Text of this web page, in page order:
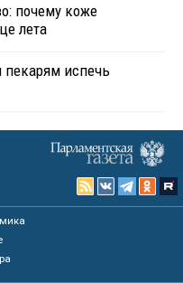
почему коже
лета
пекарям испечь